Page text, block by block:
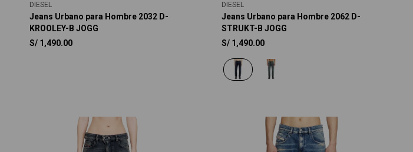
DIESEL
Jeans Urbano para Hombre 2032 D-
KROOLEY-B JOGG
S/ 1,490.00
DIESEL
Jeans Urbano para Hombre 2062 D-
STRUKT-B JOGG
S/ 1,490.00